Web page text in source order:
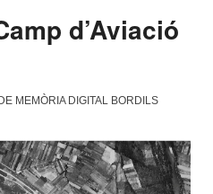
d’Aviació
MEMÒRIA DIGITAL BORDILS